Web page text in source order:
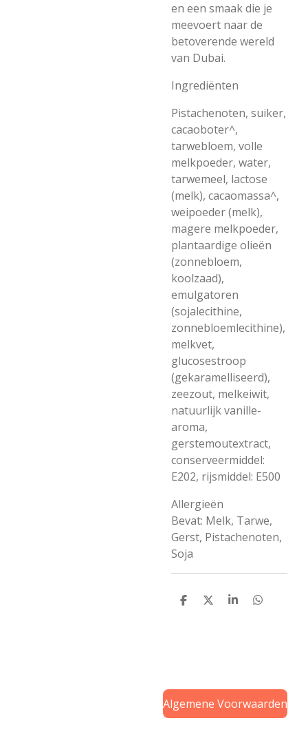
en een smaak die je
meevoert naar de
betoverende wereld
van Dubai.
Ingrediënten
Pistachenoten, suiker,
cacaoboter^,
tarwebloem, volle
melkpoeder, water,
tarwemeel, lactose
(melk), cacaomassa^,
weipoeder (melk),
magere melkpoeder,
plantaardige olieën
(zonnebloem,
koolzaad),
emulgatoren
(sojalecithine,
zonnebloemlecithine),
melkvet,
glucosestroop
(gekaramelliseerd),
zeezout, melkeiwit,
natuurlijk vanille-
aroma,
gerstemoutextract,
conserveermiddel:
E202, rijsmiddel: E500
Allergieën
Bevat: Melk, Tarwe,
Gerst, Pistachenoten,
Soja
D
D
S
D
Algemene Voorwaarden